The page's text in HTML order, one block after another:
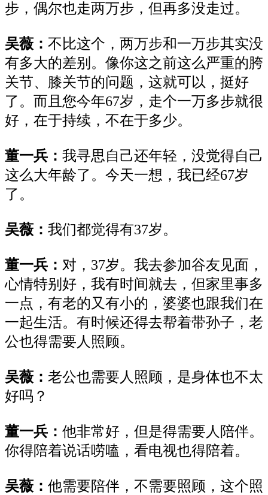
步，偶尔也走两万步，但再多没走过。
吴薇： 不比这个，两万步和一万步其实没
有多大的差别。像你这之前这么严重的胯
关节、膝关节的问题，这就可以，挺好
了。而且您今年67岁，走个一万多步就很
好，在于持续，不在于多少。
董一兵： 我寻思自己还年轻，没觉得自己
这么大年龄了。今天一想，我已经67岁
了。
吴薇： 我们都觉得有37岁。
董一兵： 对， 37岁。我去参加谷友见面，
心情特别好，我有时间就去，但家里事多
一点，有老的又有小的，婆婆也跟我们在
一起生活。有时候还得去帮着带孙子，老
公也得需要人照顾。
吴薇： 老公也需要人照顾，是身体也不太
好吗？
董一兵： 他非常好，但是得需要人陪伴。
你得陪着说话唠嗑，看电视也得陪着。
吴薇： 他需要陪伴，不需要照顾，这个照